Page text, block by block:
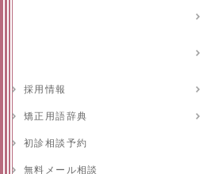
採用情報
矯正用語辞典
初診相談予約
無料メール相談